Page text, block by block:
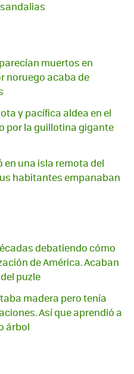
muertos en
noruego acaba de
y pacífica aldea en el
por la guillotina gigante
en una isla remota del
habitantes empanaban
debatiendo cómo
de América. Acaban
puzle
madera pero tenía
Así que aprendió a
árbol